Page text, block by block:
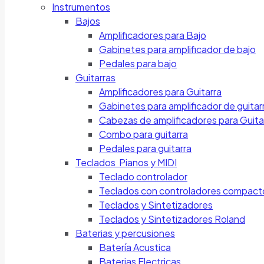
Instrumentos
Bajos
Amplificadores para Bajo
Gabinetes para amplificador de bajo
Pedales para bajo
Guitarras
Amplificadores para Guitarra
Gabinetes para amplificador de
Cabezas de amplificadores para
Combo para guitarra
Pedales para guitarra
Teclados Pianos y MIDI
Teclado controlador
Teclados con controladores
Teclados y Sintetizadores
Teclados y Sintetizadores Roland
Baterias y percusiones
Batería Acustica
Baterias Electricas